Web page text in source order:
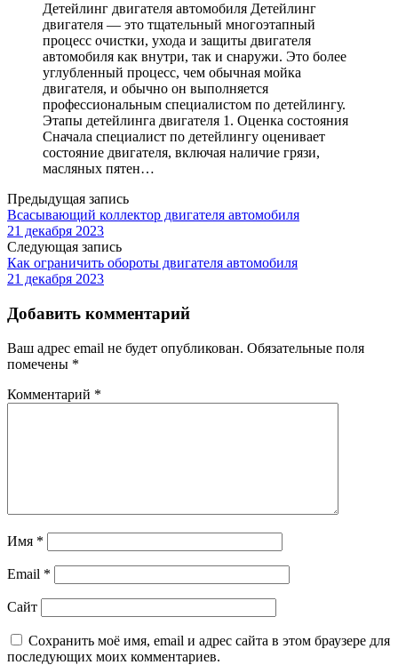
Детейлинг двигателя автомобиля Детейлинг
двигателя — это тщательный многоэтапный
процесс очистки, ухода и защиты двигателя
автомобиля как внутри, так и снаружи. Это более
углубленный процесс, чем обычная мойка
двигателя, и обычно он выполняется
профессиональным специалистом по детейлингу.
Этапы детейлинга двигателя 1. Оценка состояния
Сначала специалист по детейлингу оценивает
состояние двигателя, включая наличие грязи,
масляных пятен…
Предыдущая запись
Всасывающий коллектор двигателя автомобиля
21 декабря 2023
Следующая запись
Как ограничить обороты двигателя автомобиля
21 декабря 2023
Добавить комментарий
Ваш адрес email не будет опубликован. Обязательные поля
помечены *
Комментарий *
Имя *
Email *
Сайт
Сохранить моё имя, email и адрес сайта в этом браузере для
последующих моих комментариев.